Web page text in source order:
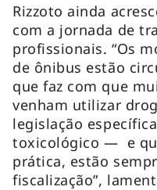
Rizzoto ainda
com a jornada de
profissionais. “Os
de ônibus estão
que faz com que
venham utilizar
legislação
toxicológico — e
prática, estão
fiscalização”,